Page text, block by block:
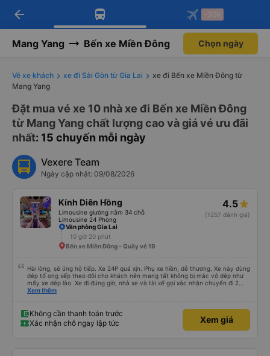
Tải app Vexere ngay!
Nhận ưu đãi thành viên độc
Mở app
Tải app Vexere
-30k/ghế khi đặt vé máy bay qua
Mở app
arrow_back -30k
Mang Yang Bến xe Miền Đông Chọn ngày
Vé xe khách xe đi Sài Gòn từ Gia Lai
xe đi Bến xe Miền Đông từ
Mang Yang
Đặt mua vé xe 10 nhà xe đi Bến xe Miền Đông
từ Mang Yang chất lượng cao và giá vé ưu đãi
nhất: 15 chuyến mỗi ngày
Vexere Team
Ngày cập nhật: 09/08/2026
Kính Diên Hồng
Limousine giường nằm 34 chỗ
Limousine 24 Phòng
4.5
(1257 đánh giá)
Văn phòng Gia Lai
10 giờ 20 phút
Bến xe Miền Đông - Quầy vé 19
Hài lòng, sẽ ủng hộ tiếp. Xe 24P quá xịn. Phụ xe hiền, dễ thương. Xe này dùng
dép tổ ong xếp theo đôi cho khách nên mang tất không bị mắc vô dép như
mấy xe dép lào. Xe đi đúng giờ, nhà xe và tài xế gọi xác nhận chuyến đi 2
cuộc trong buổi sáng ngày đi. Gần tới giờ đi khách nào chưa ra kịp phụ xe có
thì không thấy tài xế hút thuốc. Nói chung là nên đi xe 24P nhà này.
Xem thêm
Không cần thanh toán trước
Xác nhận chỗ ngay lập tức
Xem giá